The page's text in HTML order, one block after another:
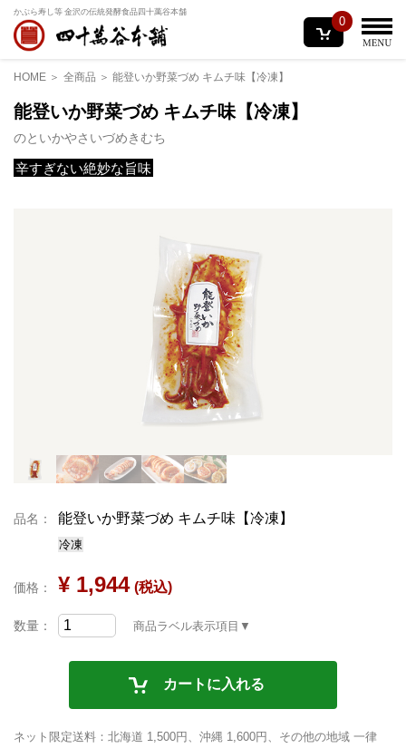
かぶら寿し等 金沢の伝統発酵食品四十萬谷本舗
0
HOME 全商品 能登いか野菜づめ キムチ味【冷凍】
能登いか野菜づめ キムチ味【冷凍】
のといかやさいづめきむち
辛すぎない絶妙な旨味
品名： 能登いか野菜づめ キムチ味【冷凍】
冷凍
価格： ¥ 1,944 (税込)
数量： 商品ラベル表示項目▼
カートに入れる
ネット限定送料：北海道 1,500円、沖縄 1,600円、その他の地域 一律